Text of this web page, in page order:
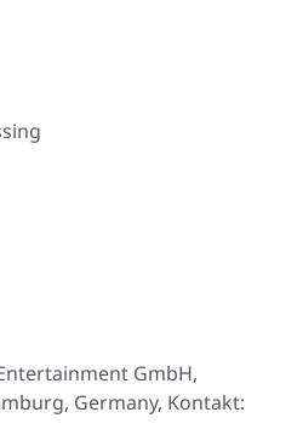
GmbH,
Germany, Kontakt: